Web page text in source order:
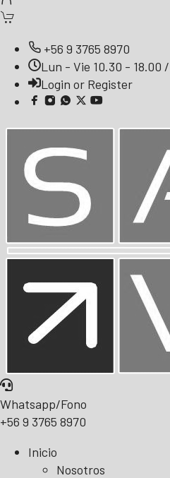
+56 9 3765 8970
Lun - Vie 10.30 - 18.00
Login or Register
Whatsapp/Fono
+56 9 3765 8970
Inicio
Nosotros